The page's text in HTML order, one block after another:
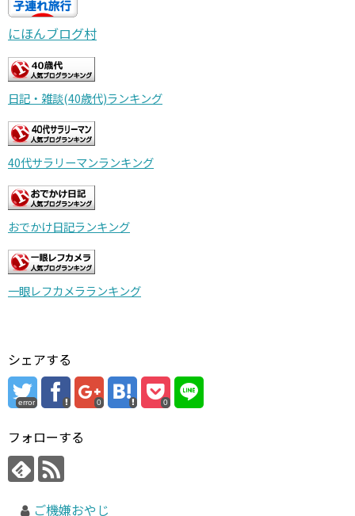
にほんブログ村
日記・雑談(40歳代)ランキング
40代サラリーマンランキング
おでかけ日記ランキング
一眼レフカメラランキング
シェアする
error 0 0
フォローする
ご機嫌おやじ